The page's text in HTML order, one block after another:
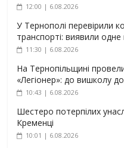
12:00 | 6.08.2026
У Тернополі перевірили
транспорті: виявили
11:30 | 6.08.2026
На Тернопільщині
«Легіонер»: до вишколу
10:43 | 6.08.2026
Шестеро потерпілих
Кременці
10:01 | 6.08.2026